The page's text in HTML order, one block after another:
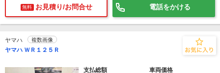
無料 お見積り/お問合せ 電話をかける
ヤマハ 複数画像
ヤマハ ＷＲ１２５Ｒ
支払総額 車両価格